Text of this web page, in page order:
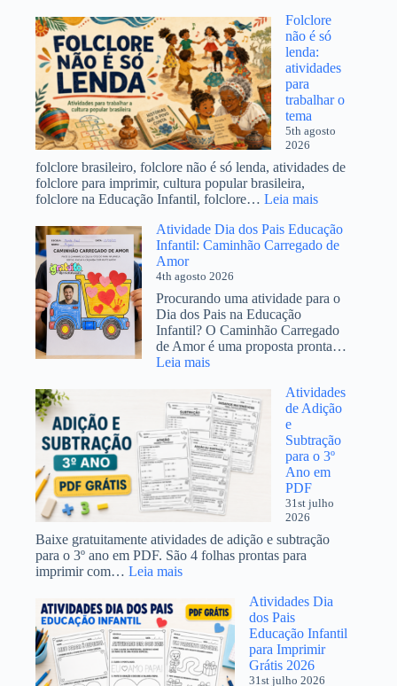
Folclore
não é só
lenda:
atividades
para
trabalhar o
tema
5th agosto
2026
folclore brasileiro, folclore não é só lenda, atividades de
folclore para imprimir, cultura popular brasileira,
folclore na Educação Infantil, folclore… Leia mais:
não
é
atividades
trabalhar
o
Atividade Dia dos Pais Educação
Infantil: Caminhão Carregado de
Amor
4th agosto 2026
Procurando uma atividade para o
Dia dos Pais na Educação
Infantil? O Caminhão Carregado
de Amor é uma proposta pronta…
Leia mais:
Dia
dos
Pais
Educação
Infantil:
Caminhão
Carregado
de
Amor
Atividades
de Adição
e
Subtração
para o 3º
Ano em
PDF
31st julho
2026
Baixe gratuitamente atividades de adição e subtração
para o 3º ano em PDF. São 4 folhas prontas para
imprimir com… Leia mais:
de
Adição
e
Subtração
para
o
Atividades Dia
dos Pais
Educação Infantil
para Imprimir
Grátis 2026
31st julho 2026